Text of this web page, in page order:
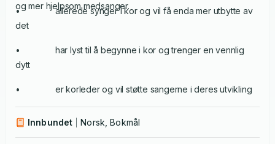
og mer hjelpsom medsanger.
• allerede synger i kor og vil få enda mer utbytte av
det
• har lyst til å begynne i kor og trenger en vennlig
dytt
• er korleder og vil støtte sangerne i deres utvikling
Innbundet Norsk, Bokmål